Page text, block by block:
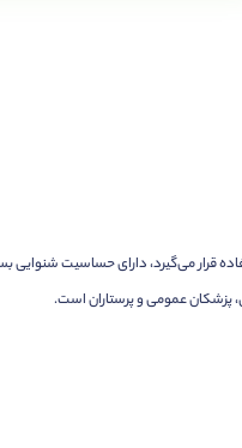
جهان مورد استفاده قرار می‌گیرد، دارای
پزشکان عمومی و پرستاران است.